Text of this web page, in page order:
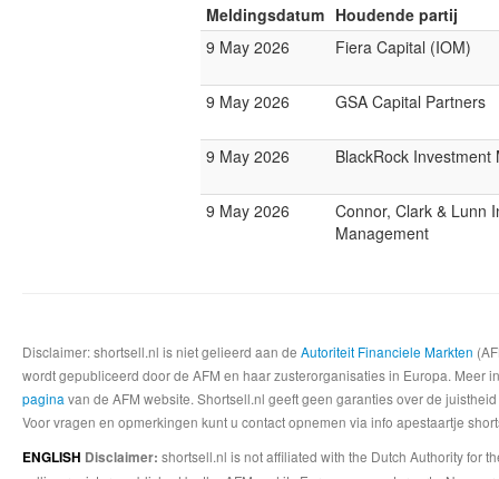
Meldingsdatum Houdende partij
9 May 2026
Fiera Capital (IOM)
9 May 2026 GSA Capital Partners
9 May 2026 BlackRock Investment
9 May 2026
Connor, Clark & Lunn
Management
Disclaimer: shortsell.nl is niet gelieerd aan de Autoriteit Financiele Markten
wordt gepubliceerd door de AFM en haar zusterorganisaties in Europa.
pagina van de AFM website. Shortsell.nl geeft geen garanties over de
Voor vragen en opmerkingen kunt u contact opnemen via info apestaartje
ENGLISH Disclaimer: shortsell.nl is not affiliated with the Dutch Authority for